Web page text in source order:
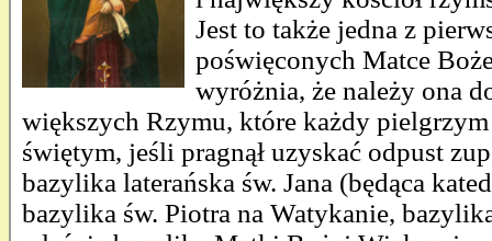
Jest to także jedna z
poświęconych Matce
wyróżnia, że należy ona
większych Rzymu, które każdy
świętym, jeśli pragnął uzyskać odpust
bazylika laterańska św. Jana (będąca
bazylika św. Piotra na Watykanie,